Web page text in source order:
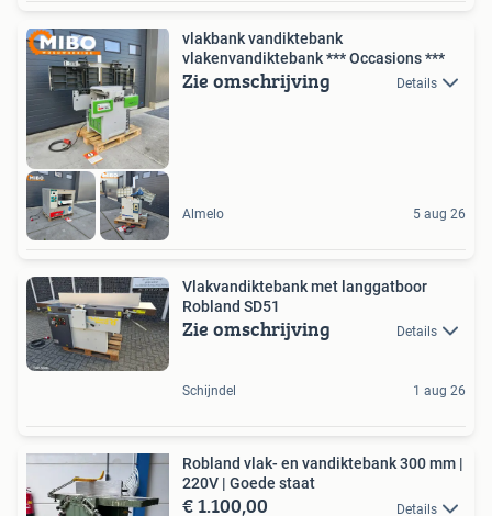
vlakbank vandiktebank
vlakenvandiktebank *** Occasions ***
Zie omschrijving Details
Almelo 5 aug 26
Vlakvandiktebank met langgatboor
Robland SD51
Zie omschrijving Details
Schijndel 1 aug 26
Robland vlak- en vandiktebank 300 mm |
220V | Goede staat
€ 1.100,00 Details